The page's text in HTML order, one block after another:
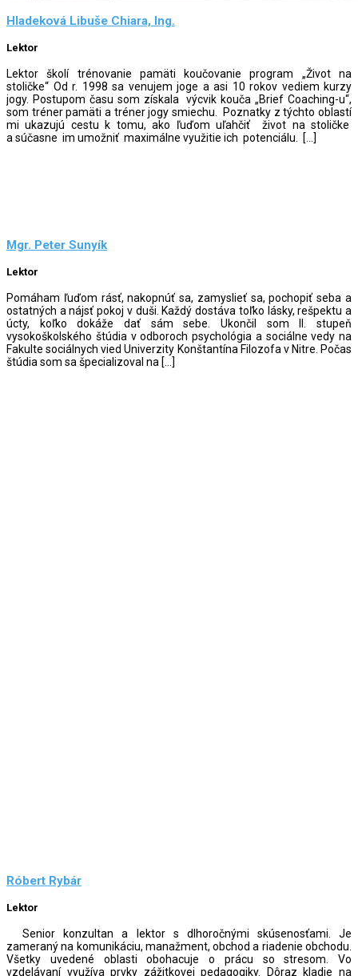
Hladeková Libuše Chiara, Ing.
Lektor
Lektor školí trénovanie pamäti koučovanie program „Život na
stoličke“ Od r. 1998 sa venujem joge a asi 10 rokov vediem kurzy
jogy. Postupom času som získala výcvik kouča „Brief Coaching-u“,
som tréner pamäti a tréner jogy smiechu. Poznatky z týchto oblastí
mi ukazujú cestu k tomu, ako ľuďom uľahčiť život na stoličke
a súčasne im umožniť maximálne využitie ich potenciálu. […]
Mgr. Peter Sunyík
Lektor
Pomáham ľuďom rásť, nakopnúť sa, zamyslieť sa, pochopiť seba a
ostatných a nájsť pokoj v duši. Každý dostáva toľko lásky, rešpektu a
úcty, koľko dokáže dať sám sebe. Ukončil som II. stupeň
vysokoškolského štúdia v odboroch psychológia a sociálne vedy na
Fakulte sociálnych vied Univerzity Konštantína Filozofa v Nitre. Počas
štúdia som sa špecializoval na […]
Róbert Rybár
Lektor
Senior konzultan a lektor s dlhoročnými skúsenosťami. Je
zameraný na komunikáciu, manažment, obchod a riadenie obchodu.
Všetky uvedené oblasti obohacuje o prácu so stresom. Vo
vzdelávaní využíva prvky zážitkovej pedagogiky. Dôraz kladie na